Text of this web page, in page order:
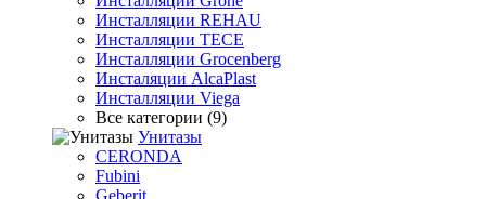
Инсталляции REHAU
Инсталляции TECE
Инсталляции Grocenberg
Инсталяции AlcaPlast
Инсталляции Viega
Все категории (9)
Унитазы
CERONDA
Fubini
Geberit